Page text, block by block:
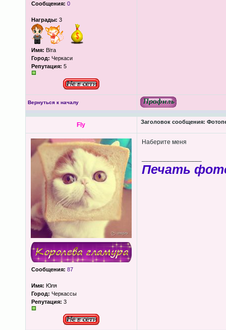
Сообщения: 0
Награды: 3
Имя: Віта
Город: Черкаси
Репутация: 5
Вернуться к началу
Fly Заголовок сообщения:
Сообщения: 87
Имя: Юля
Город: Черкассы
Репутация: 3
Наберите меня
Печать